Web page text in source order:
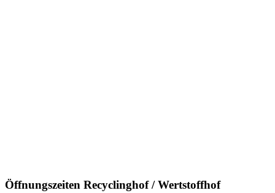
Öffnungszeiten Recyclinghof / Wertstoffhof